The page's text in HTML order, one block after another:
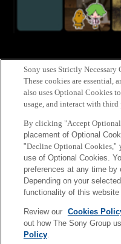
Android端末向け東京国立博物館
ARや高精度屋内測位技術を用い
されました。この更新版には現在
CyberCode 技術が使用され
コンテンツ制作にも協力していま
併せて、東京国立博物館の来館
ハクなび』ガイド端末（スマホ
れています。ご興味のある方は
の上、上野まで足をお運びいた
Sony uses Strictly
These cookies are essential,
also uses Optional Cookies
usage, and interact with third
By clicking "Accept
placement of Optional
"Decline Optional Cookies,"
use of Optional Cookies.
preferences at any time by
Depending on your
functionality of this
Review our Cookies
out how The Sony Group
Policy.